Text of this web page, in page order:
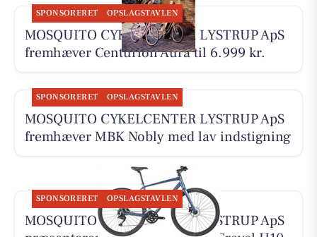
SPONSORERET OPSLAGSTAVLEN
MOSQUITO CYKELCENTER LYSTRUP ApS
fremhæver Centurion Aura til 6.999 kr.
SPONSORERET OPSLAGSTAVLEN
MOSQUITO CYKELCENTER LYSTRUP ApS
fremhæver MBK Nobly med lav indstigning
SPONSORERET OPSLAGSTAVLEN
MOSQUITO CYKELCENTER LYSTRUP ApS